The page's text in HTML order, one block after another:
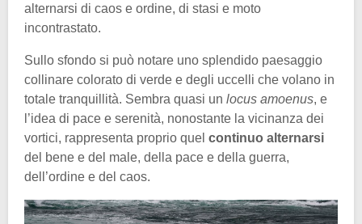
alternarsi di caos e ordine, di stasi e moto
incontrastato.
Sullo sfondo si può notare uno splendido paesaggio
collinare colorato di verde e degli uccelli che volano in
totale tranquillità. Sembra quasi un locus amoenus, e
l’idea di pace e serenità, nonostante la vicinanza dei
vortici, rappresenta proprio quel continuo alternarsi
del bene e del male, della pace e della guerra,
dell’ordine e del caos.